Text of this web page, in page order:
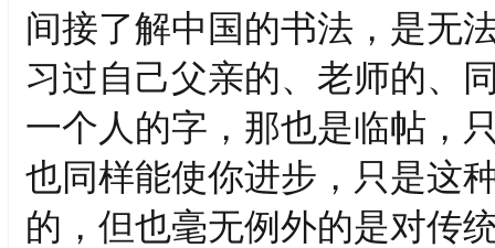
间接了解中国的书法，是无
习过自己父亲的、老师的、
一个人的字，那也是临帖，
也同样能使你进步，只是这
的，但也毫无例外的是对传